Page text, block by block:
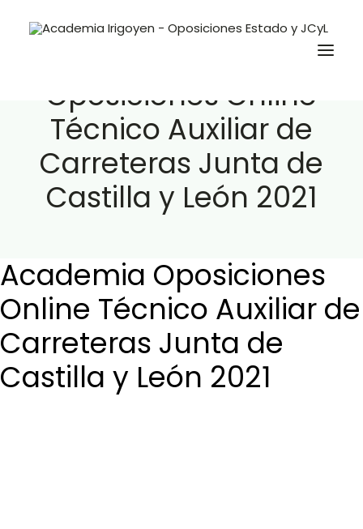
Oposiciones
Libros
Trabaja con nosotros
Preguntas Frecuentes
BuscaOpos 🔎
Aula virtual
Oposiciones Online
Técnico Auxiliar de
Carreteras Junta de
Castilla y León 2021
Academia Oposiciones
Online Técnico Auxiliar de
Carreteras Junta de
Castilla y León 2021